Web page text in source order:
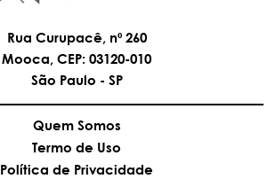
Rua Curupacê, nº 260
Mooca, CEP: 03120-010
São Paulo - SP
Quem Somos
Termo de Uso
Política de Privacidade